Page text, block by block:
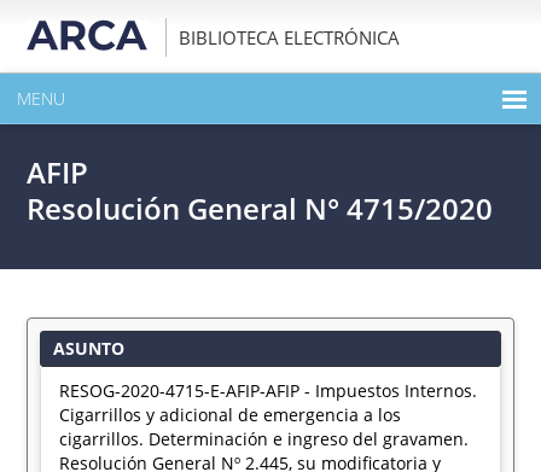
BIBLIOTECA ELECTRÓNICA
MENU
EXPANDIR TODO EL CONTENIDO DE LA PUBLICACIÓN
AFIP
Resolución General N° 4715/2020
ASUNTO
RESOG-2020-4715-E-AFIP-AFIP - Impuestos Internos.
Cigarrillos y adicional de emergencia a los
cigarrillos. Determinación e ingreso del gravamen.
Resolución General Nº 2.445, su modificatoria y